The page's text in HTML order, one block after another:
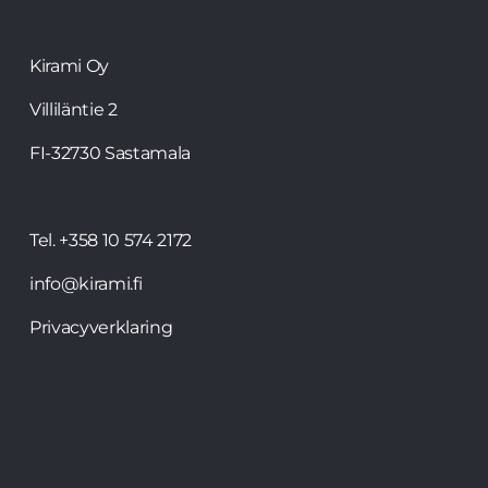
Kirami Oy
Villiläntie 2
FI-32730 Sastamala
Tel. +358 10 574 2172
info@kirami.fi
Privacyverklaring